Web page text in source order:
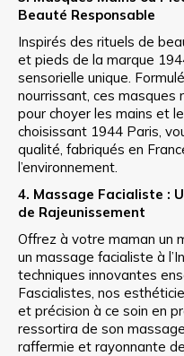
Beauté Responsable
Inspirés des rituels de
et pieds de la marque
sensorielle unique.
nourrissant, ces masques
pour choyer les mains et
choisissant 1944 Paris,
qualité, fabriqués en
l’environnement.
4. Massage Facialiste :
de Rajeunissement
Offrez à votre maman un
un massage facialiste à
techniques innovantes
Fascialistes, nos
et précision à ce soin en
ressortira de son
raffermie et rayonnante